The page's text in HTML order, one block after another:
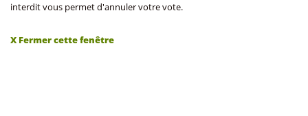
interdit vous permet d'annuler votre vote.
X Fermer cette fenêtre